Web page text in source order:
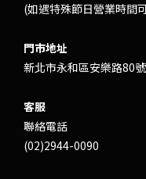
(如遇特殊節日營業時間
門市地址
新北市永和區安樂路80號
客服
聯絡電話
(02)2944-0090